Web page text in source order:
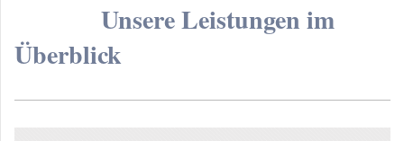
Unsere Leistungen im
Überblick